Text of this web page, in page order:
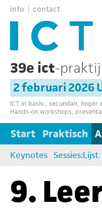
info contact
39e ict-
2 februari 2026
ICT in basis-, secundair, hoger
Hands-on workshops,
Start Praktisch
Keynotes Sessies:Lijst
9.